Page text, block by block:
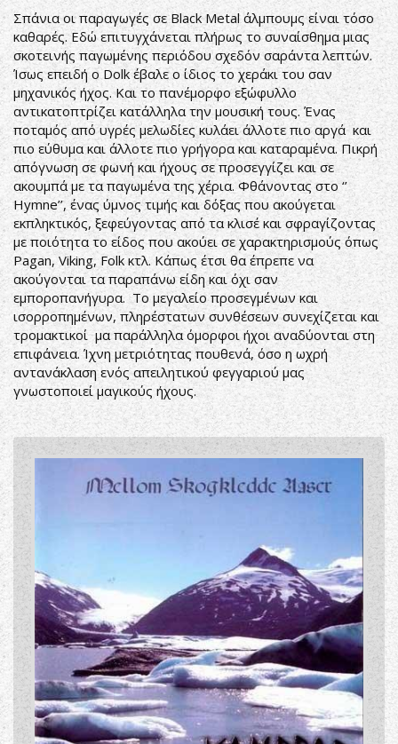
Σπάνια οι παραγωγές σε Black Metal άλμπουμς είναι τόσο
καθαρές. Εδώ επιτυγχάνεται πλήρως το συναίσθημα μιας
σκοτεινής παγωμένης περιόδου σχεδόν σαράντα λεπτών.
Ίσως επειδή ο Dolk έβαλε ο ίδιος το χεράκι του σαν
μηχανικός ήχος. Και το πανέμορφο εξώφυλλο
αντικατοπτρίζει κατάλληλα την μουσική τους. Ένας
ποταμός από υγρές μελωδίες κυλάει άλλοτε πιο αργά και
πιο εύθυμα και άλλοτε πιο γρήγορα και καταραμένα. Πικρή
απόγνωση σε φωνή και ήχους σε προσεγγίζει και σε
ακουμπά με τα παγωμένα της χέρια. Φθάνοντας στο ‘’
Hymne’’, ένας ύμνος τιμής και δόξας που ακούγεται
εκπληκτικός, ξεφεύγοντας από τα κλισέ και σφραγίζοντας
με ποιότητα το είδος που ακούει σε χαρακτηρισμούς όπως
Pagan, Viking, Folk κτλ. Κάπως έτσι θα έπρεπε να
ακούγονται τα παραπάνω είδη και όχι σαν
εμποροπανήγυρα. Το μεγαλείο προσεγμένων και
ισορροπημένων, πληρέστατων συνθέσεων συνεχίζεται και
τρομακτικοί μα παράλληλα όμορφοι ήχοι αναδύονται στη
επιφάνεια. Ίχνη μετριότητας πουθενά, όσο η ωχρή
αντανάκλαση ενός απειλητικού φεγγαριού μας
γνωστοποιεί μαγικούς ήχους.